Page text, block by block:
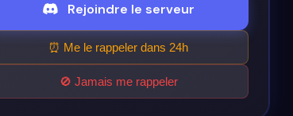
Conditions d'utilisation
Rejoindre le serveur
⏰ Me le rappeler dans 24h
🚫 Jamais me rappeler